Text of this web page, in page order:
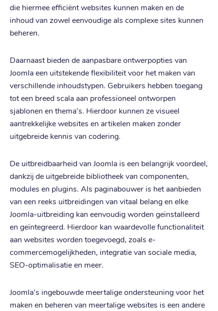
die hiermee efficiënt websites kunnen maken en de
inhoud van zowel eenvoudige als complexe sites kunnen
beheren.
Daarnaast bieden de aanpasbare ontwerpopties van
Joomla een uitstekende flexibiliteit voor het maken van
verschillende inhoudstypen. Gebruikers hebben toegang
tot een breed scala aan professioneel ontworpen
sjablonen en thema's. Hierdoor kunnen ze visueel
aantrekkelijke websites en artikelen maken zonder
uitgebreide kennis van codering.
De uitbreidbaarheid van Joomla is een belangrijk voordeel,
dankzij de uitgebreide bibliotheek van componenten,
modules en plugins. Als paginabouwer is het aanbieden
van een reeks uitbreidingen van vitaal belang en elke
Joomla-uitbreiding kan eenvoudig worden geïnstalleerd
en geïntegreerd. Hierdoor kan waardevolle functionaliteit
aan websites worden toegevoegd, zoals e-
commercemogelijkheden, integratie van sociale media,
SEO-optimalisatie en meer.
Joomla's ingebouwde meertalige ondersteuning voor het
maken en beheren van meertalige websites is een andere